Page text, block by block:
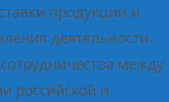
продукции и
деятельности.
между
российской и